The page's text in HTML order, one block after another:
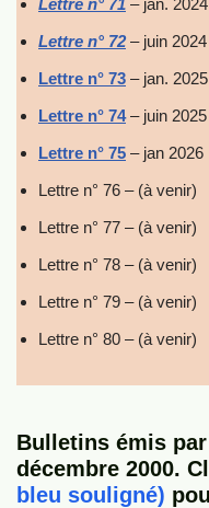
Lettre n° 71 – jan. 2024
Lettre n° 72– juin 2024
Lettre n° 73 – jan. 2025
Lettre n° 74– juin 2025
Lettre n° 75 – jan 2026
Lettre n° 76 – (à venir)
Lettre n° 77 – (à venir)
Lettre n° 78 – (à venir)
Lettre n° 79 – (à venir)
Lettre n° 80 – (à venir)
Bulletins émis par
décembre 2000.
bleu souligné)